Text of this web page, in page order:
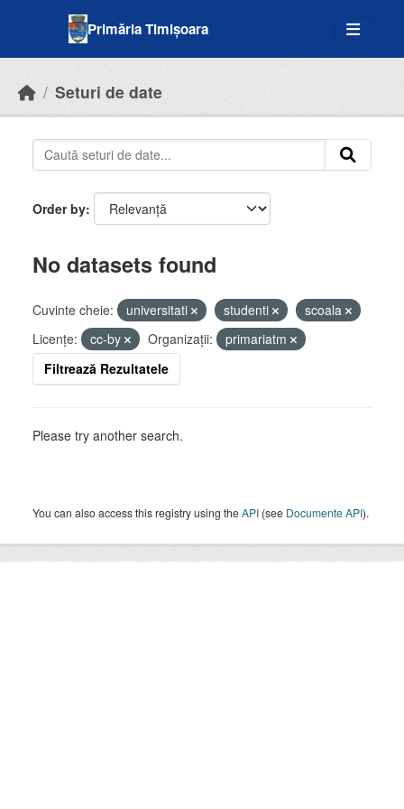
Primăria Timișoara
Seturi de date
Order by
No datasets found
Cuvinte cheie: universitati studenti
scoala
Licenţe:
cc-by Organizații:
primariatm
Filtrează Rezultatele
Please try another search.
You can also access this registry using theAPI (see Documente API).